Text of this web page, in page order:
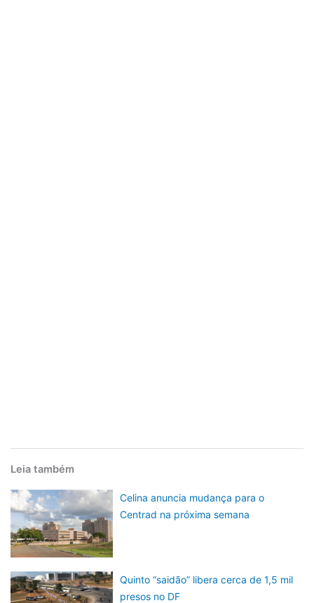
Leia também
Celina anuncia mudança para o
Centrad na próxima semana
Quinto “saidão” libera cerca de 1,5 mil
presos no DF